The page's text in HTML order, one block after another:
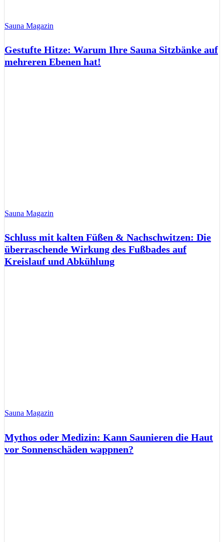
Sauna Magazin
Gestufte Hitze: Warum Ihre Sauna Sitzbänke auf
mehreren Ebenen hat!
Sauna Magazin
Schluss mit kalten Füßen & Nachschwitzen: Die
überraschende Wirkung des Fußbades auf
Kreislauf und Abkühlung
Sauna Magazin
Mythos oder Medizin: Kann Saunieren die Haut
vor Sonnenschäden wappnen?